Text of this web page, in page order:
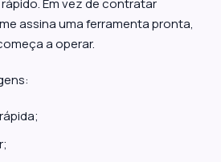
Em vez de contratar
assina uma ferramenta pronta,
a operar.